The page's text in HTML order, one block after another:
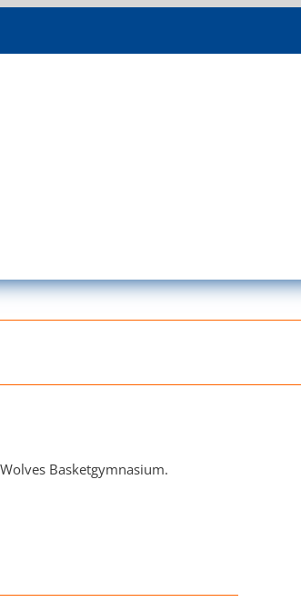
Basketgymnasium.